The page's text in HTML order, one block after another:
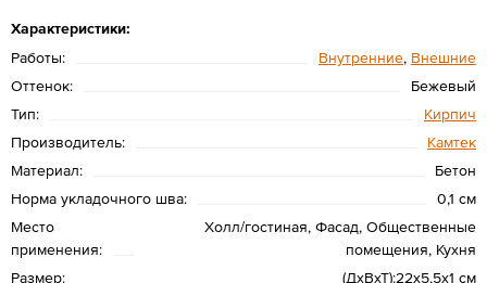
Характеристики:
Работы:
Внутренние, Внешние
Оттенок:
Бежевый
Тип:
Кирпич
Производитель:
Камтек
Материал:
Бетон
Норма укладочного шва:
0,1 см
Место
применения:
Холл/гостиная, Фасад, Общественные
помещения, Кухня
Размер:
(ДхВхТ):22х5,5х1 см